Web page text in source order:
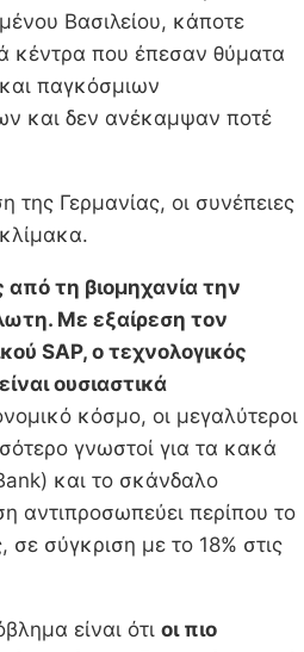
Βασιλείου, κάποτε
κέντρα που έπεσαν θύματα
παγκόσμιων
και δεν ανέκαμψαν ποτέ
της Γερμανίας, οι συνέπειες
τη βιομηχανία την
Με εξαίρεση τον
SAP, ο τεχνολογικός
ουσιαστικά
κόσμο, οι μεγαλύτεροι
γνωστοί για τα κακά
και το σκάνδαλο
αντιπροσωπεύει περίπου το
σε σύγκριση με το 18% στις
είναι ότι οι πιο